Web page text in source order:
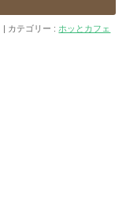
カテゴリー : ホッとカフェ